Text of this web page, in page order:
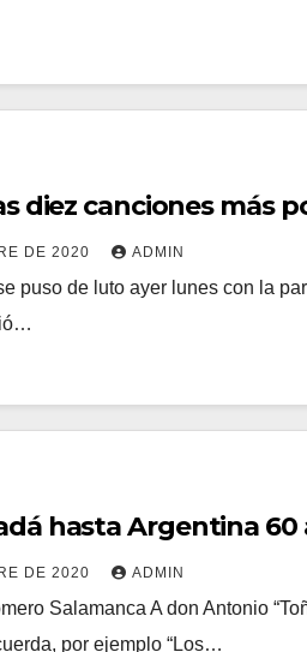
diez canciones más
DE 2020 ADMIN
puso de luto ayer lunes con la
hasta Argentina
DE 2020 ADMIN
Salamanca A don Antonio
por ejemplo “Los…